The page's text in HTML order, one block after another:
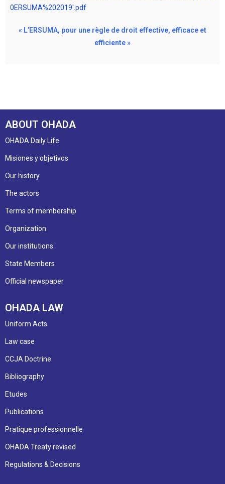
0ERSUMA%202019′.pdf
« L’ERSUMA, pour une règle de droit effective, efficace et
efficiente »
ABOUT OHADA
OHADA Daily Life
Misiones y objetivos
Our history
The actors
Terms of membership
Organization
Our institutions
State Members
Official newspaper
OHADA LAW
Uniform Acts
Law case
CCJA Doctrine
Bibliography
Etudes
Publications
Pratique professionnelle
OHADA Treaty revised
Regulations & Decisions